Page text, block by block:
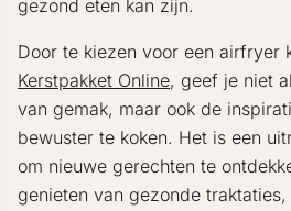
gezond eten kan zijn.
Door te kiezen voor een airfryer
Kerstpakket Online, geef je niet
van gemak, maar ook de
bewuster te koken. Het is een
om nieuwe gerechten te
genieten van gezonde